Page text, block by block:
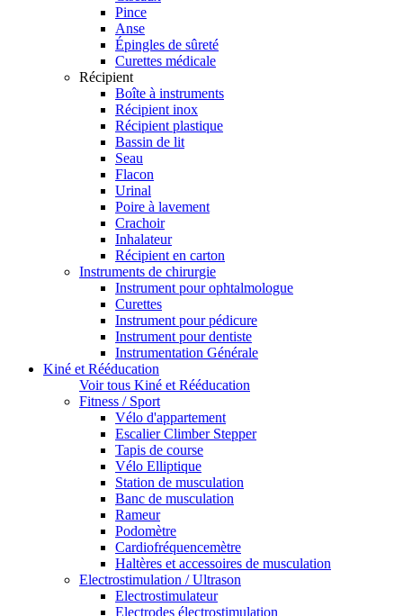
Pince
Anse
Épingles de sûreté
Curettes médicale
Récipient
Boîte à instruments
Récipient inox
Récipient plastique
Bassin de lit
Seau
Flacon
Urinal
Poire à lavement
Crachoir
Inhalateur
Récipient en carton
Instruments de chirurgie
Instrument pour ophtalmologue
Curettes
Instrument pour pédicure
Instrument pour dentiste
Instrumentation Générale
Kiné et Rééducation
Voir tous Kiné et Rééducation
Fitness / Sport
Vélo d'appartement
Escalier Climber Stepper
Tapis de course
Vélo Elliptique
Station de musculation
Banc de musculation
Rameur
Podomètre
Cardiofréquencemètre
Haltères et accessoires de musculation
Electrostimulation / Ultrason
Electrostimulateur
Electrodes électrostimulation